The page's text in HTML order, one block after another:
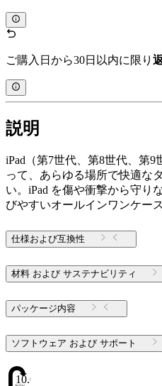
ご購入日から30日以内に限り
説明
iPad（第7世代、第8世代、第
って、あらゆる場所で快適な
い。iPad を傷や衝撃から守り
びやすいオールインワンケース
仕様および互換性
材料 および サステナビリティ
パッケージ内容
ソフトウェア および サポート
10.09